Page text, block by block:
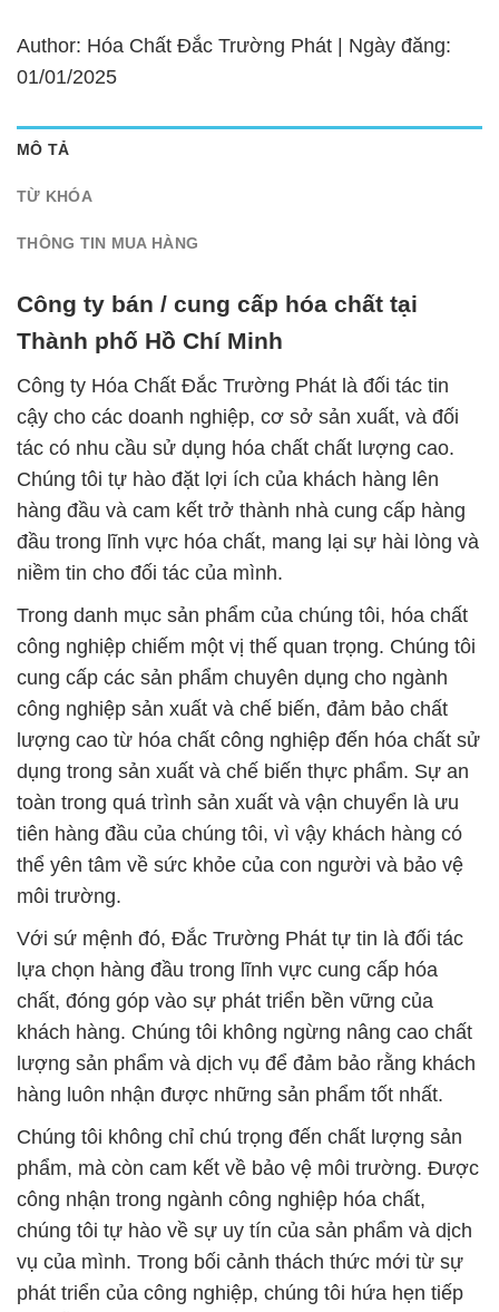
Author: Hóa Chất Đắc Trường Phát | Ngày đăng:
01/01/2025
MÔ TẢ
TỪ KHÓA
THÔNG TIN MUA HÀNG
Công ty bán / cung cấp hóa chất tại
Thành phố Hồ Chí Minh
Công ty Hóa Chất Đắc Trường Phát là đối tác tin
cậy cho các doanh nghiệp, cơ sở sản xuất, và đối
tác có nhu cầu sử dụng hóa chất chất lượng cao.
Chúng tôi tự hào đặt lợi ích của khách hàng lên
hàng đầu và cam kết trở thành nhà cung cấp hàng
đầu trong lĩnh vực hóa chất, mang lại sự hài lòng và
niềm tin cho đối tác của mình.
Trong danh mục sản phẩm của chúng tôi, hóa chất
công nghiệp chiếm một vị thế quan trọng. Chúng tôi
cung cấp các sản phẩm chuyên dụng cho ngành
công nghiệp sản xuất và chế biến, đảm bảo chất
lượng cao từ hóa chất công nghiệp đến hóa chất sử
dụng trong sản xuất và chế biến thực phẩm. Sự an
toàn trong quá trình sản xuất và vận chuyển là ưu
tiên hàng đầu của chúng tôi, vì vậy khách hàng có
thể yên tâm về sức khỏe của con người và bảo vệ
môi trường.
Với sứ mệnh đó, Đắc Trường Phát tự tin là đối tác
lựa chọn hàng đầu trong lĩnh vực cung cấp hóa
chất, đóng góp vào sự phát triển bền vững của
khách hàng. Chúng tôi không ngừng nâng cao chất
lượng sản phẩm và dịch vụ để đảm bảo rằng khách
hàng luôn nhận được những sản phẩm tốt nhất.
Chúng tôi không chỉ chú trọng đến chất lượng sản
phẩm, mà còn cam kết về bảo vệ môi trường. Được
công nhận trong ngành công nghiệp hóa chất,
chúng tôi tự hào về sự uy tín của sản phẩm và dịch
vụ của mình. Trong bối cảnh thách thức mới từ sự
phát triển của công nghiệp, chúng tôi hứa hẹn tiếp